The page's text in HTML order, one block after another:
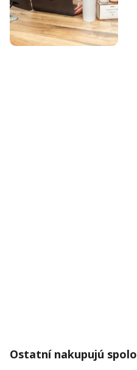
Ostatní nakupujú